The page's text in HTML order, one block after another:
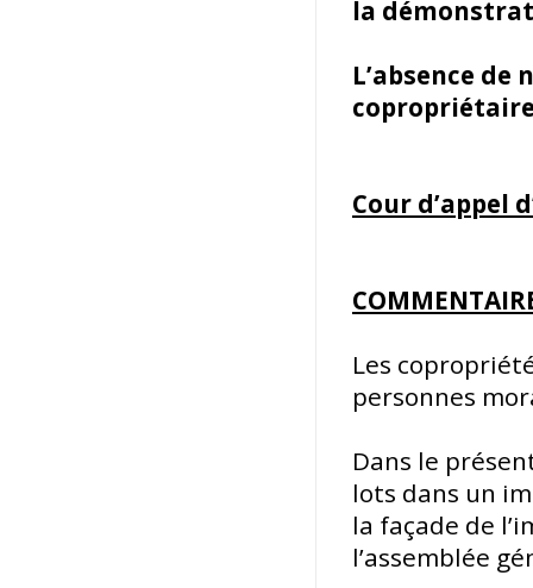
la
L’absence
Cour d’appel
Les
personnes
Dans le
lots dans un
la façade de
l’assemblée